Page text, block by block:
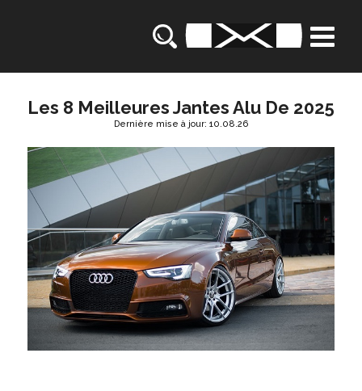
Les 8 Meilleures Jantes Alu De 2025
Dernière mise à jour: 10.08.26